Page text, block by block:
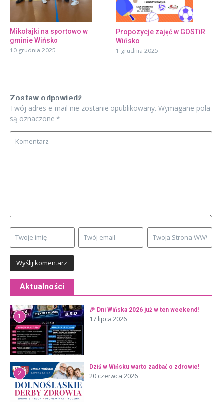
Mikołajki na sportowo w
gminie Wińsko
10 grudnia 2025
Propozycje zajęć w GOSTiR
Wińsko
1 grudnia 2025
Zostaw odpowiedź
Twój adres e-mail nie zostanie opublikowany. Wymagane pola
są oznaczone *
Aktualności
1
🎉 Dni Wińska 2026 już w ten weekend!
17 lipca 2026
2
Dziś w Wińsku warto zadbać o zdrowie!
20 czerwca 2026